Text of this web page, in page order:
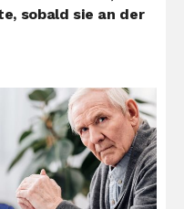
sobald sie an der